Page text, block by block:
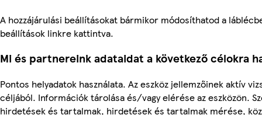
A hozzájárulási beállításokat bármikor módosíthatod a
beállítások linkre kattintva.
Mi és partnereink adataidat a következő célokra
Pontos helyadatok használata. Az eszköz jellemzőinek aktív
céljából. Információk tárolása és/vagy elérése az eszközön.
hirdetések és tartalmak, hirdetések és tartalmak mérése,